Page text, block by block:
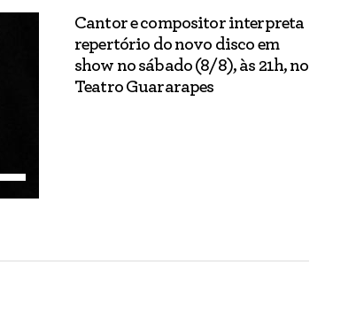
Cantor e compositor interpreta
repertório do novo disco em
show no sábado (8/8), às 21h, no
Teatro Guararapes